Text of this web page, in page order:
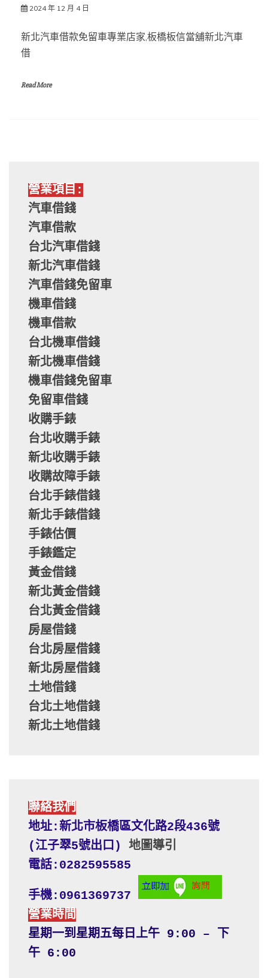
2024 年 12 月 4 日
新北汽車借款免留車專業店家,板橋板信當舖新北汽車
借
Read More
營業項目:
汽車借錢
汽車借款
台北汽車借錢
新北汽車借錢
汽車借錢免留車
機車借錢
機車借款
台北機車借錢
新北機車借錢
機車借錢免留車
免留車借錢
收購手錶
台北收購手錶
新北收購手錶
收購故障手錶
台北手錶借錢
新北手錶借錢
手錶估價
手錶鑑定
黃金借錢
新北黃金借錢
台北黃金借錢
房屋借錢
台北房屋借錢
新北房屋借錢
土地借錢
台北土地借錢
新北土地借錢
聯絡我們
地址:新北市板橋區文化路2段436號
(江子翠5號出口) 地圖導引
電話:0282595585
手機:0961369737
營業時間
星期一到星期五每日上午 9:00 – 下
午 6:00